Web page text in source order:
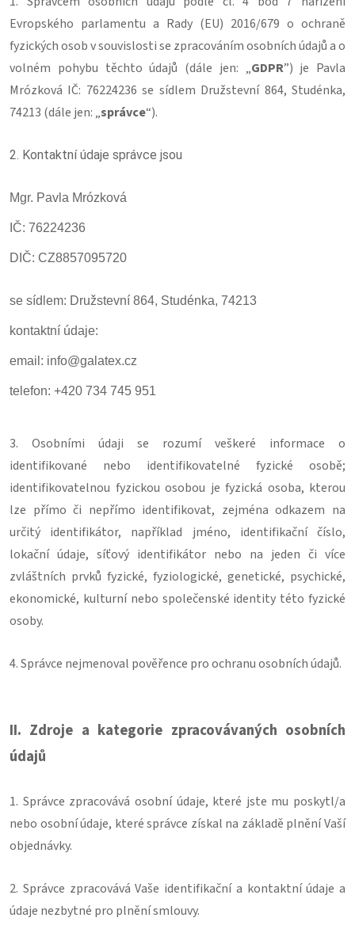
Evropského parlamentu a Rady (EU) 2016/679 o ochraně
fyzických osob v souvislosti se zpracováním osobních údajů a o
volném pohybu těchto údajů (dále jen: „GDPR”) je Pavla
Mrózková IČ: 76224236 se sídlem Družstevní 864, Studénka,
74213 (dále jen: „správce“).
2. Kontaktní údaje správce jsou
Mgr. Pavla Mrózková
IČ: 76224236
DIČ: CZ8857095720
se sídlem: Družstevní 864, Studénka, 74213
kontaktní údaje:
email: info@galatex.cz
telefon: +420 734 745 951
3. Osobními údaji se rozumí veškeré informace o
identifikované nebo identifikovatelné fyzické osobě;
identifikovatelnou fyzickou osobou je fyzická osoba, kterou
lze přímo či nepřímo identifikovat, zejména odkazem na
určitý identifikátor, například jméno, identifikační číslo,
lokační údaje, síťový identifikátor nebo na jeden či více
zvláštních prvků fyzické, fyziologické, genetické, psychické,
ekonomické, kulturní nebo společenské identity této fyzické
osoby.
4. Správce nejmenoval pověřence pro ochranu osobních údajů.
II. Zdroje a kategorie zpracovávaných osobních
údajů
1. Správce zpracovává osobní údaje, které jste mu poskytl/a
nebo osobní údaje, které správce získal na základě plnění Vaší
objednávky.
2. Správce zpracovává Vaše identifikační a kontaktní údaje a
údaje nezbytné pro plnění smlouvy.